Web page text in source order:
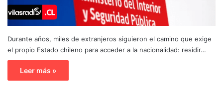
Durante años, miles de extranjeros siguieron el camino que exige
el propio Estado chileno para acceder a la nacionalidad: residir…
Leer más »